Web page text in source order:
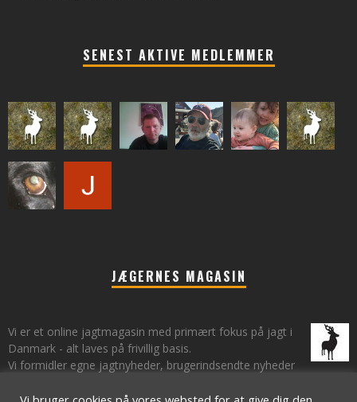
SENEST AKTIVE MEDLEMMER
JÆGERNES MAGASIN
Vi er et online jagtmagasin med primært fokus på jagt i
Danmark - alt laves på frivillig basis.
Vi formidler egne jagtnyheder, brugerindsendte nyheder
om jagt.